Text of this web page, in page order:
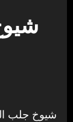
شيوخ جلب